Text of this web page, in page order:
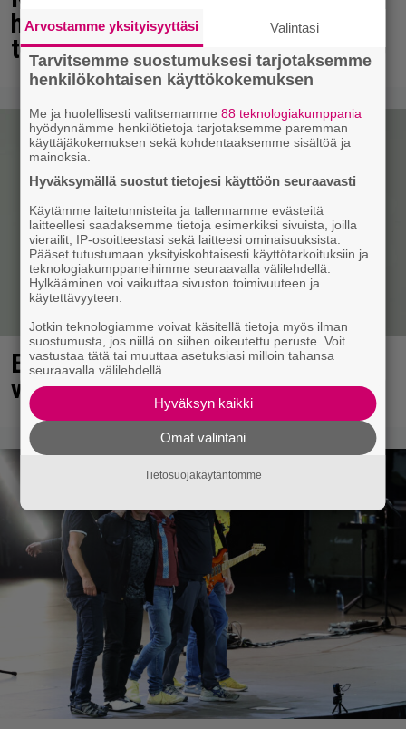
hekotuttaa – joku taatusti repinyt
tahallaan
Elämäni biisin Katja Ståhlin roisi
vitsi suututti somen välittömästi
Arvostamme yksityisyyttäsi Valintasi
Tarvitsemme suostumuksesi tarjotaksemme
henkilökohtaisen käyttökokemuksen
Me ja huolellisesti valitsemamme88 teknologiakumppania
hyödynnämme henkilötietoja tarjotaksemme paremman
käyttäjäkokemuksen sekä kohdentaaksemme sisältöä ja
mainoksia.
Hyväksymällä suostut tietojesi käyttöön seuraavasti
Käytämme laitetunnisteita ja tallennamme evästeitä
laitteellesi saadaksemme tietoja esimerkiksi sivuista, joilla
vierailit, IP-osoitteestasi sekä laitteesi ominaisuuksista.
Pääset tutustumaan yksityiskohtaisesti käyttötarkoituksiin ja
teknologiakumppaneihimme seuraavalla välilehdellä.
Hylkääminen voi vaikuttaa sivuston toimivuuteen ja
käytettävyyteen.
Jotkin teknologiamme voivat käsitellä tietoja myös ilman
suostumusta, jos niillä on siihen oikeutettu peruste. Voit
vastustaa tätä tai muuttaa asetuksiasi milloin tahansa
seuraavalla välilehdellä.
Hyväksyn kaikki
Omat valintani
Tietosuojakäytäntömme